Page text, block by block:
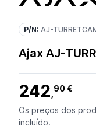
P/N: AJ-
Ajax AJ-
242,90 €
Os preços dos
incluído.